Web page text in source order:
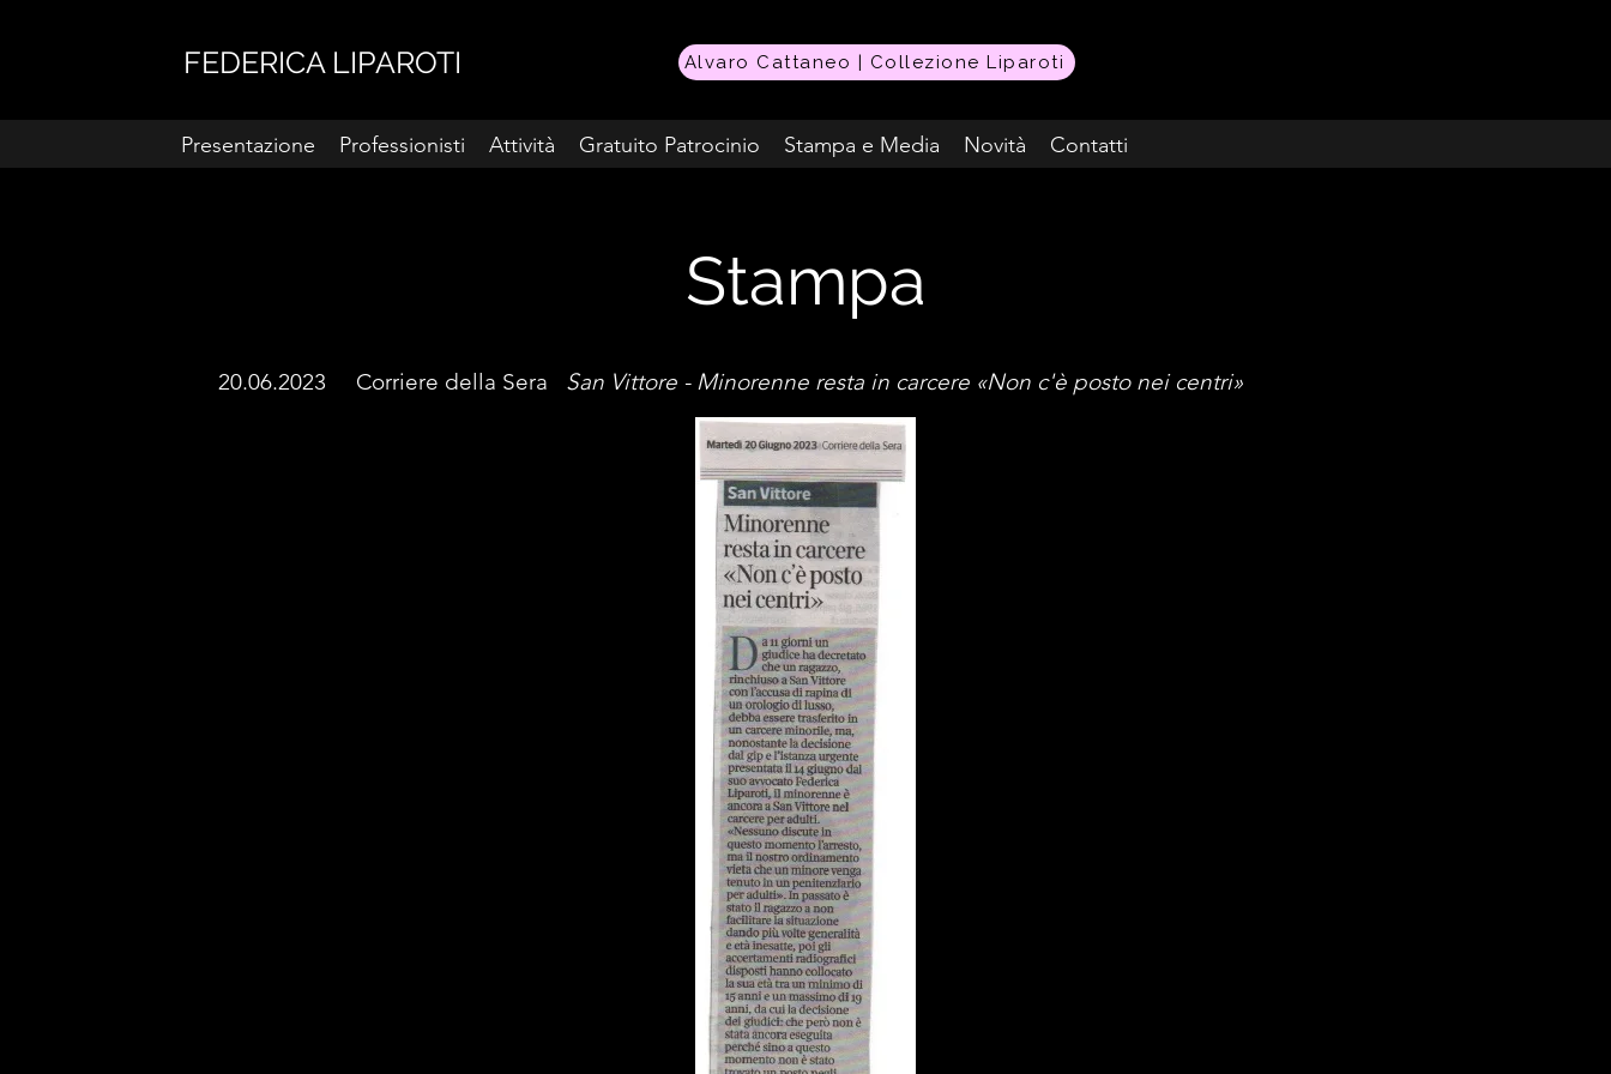
FEDERICA LIPAROTI Alvaro Cattaneo | Collezione Liparoti
Presentazione Professionisti Attività Gratuito Patrocinio Stampa e Media Novità Contatti
Stampa
20.06.2023 Corriere della Sera San Vittore - Minorenne resta in carcere «Non c'è posto nei centri»